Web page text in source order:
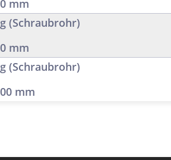
mm
(Schraubrohr)
mm
(Schraubrohr)
mm